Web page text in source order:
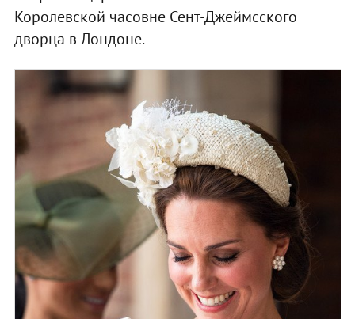
Королевской часовне Сент-Джеймсского
дворца в Лондоне.